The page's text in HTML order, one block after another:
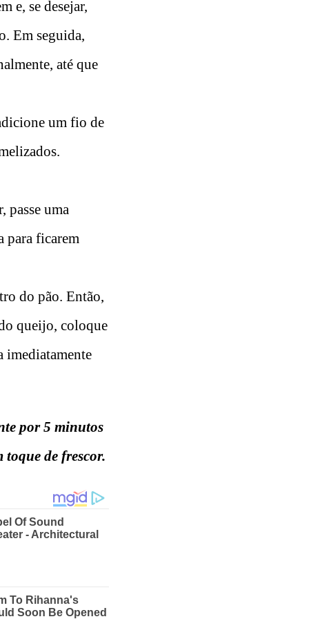
e, se desejar,
Em seguida,
até que
um fio de
passe uma
para ficarem
do pão. Então,
queijo, coloque
imediatamente
por 5 minutos
de frescor.